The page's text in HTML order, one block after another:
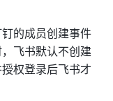
的成员创建事件
飞书默认不创建
权登录后飞书才